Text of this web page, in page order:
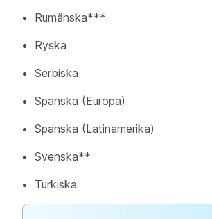
Rumänska***
Ryska
Serbiska
Spanska (Europa)
Spanska (Latinamerika)
Svenska**
Turkiska